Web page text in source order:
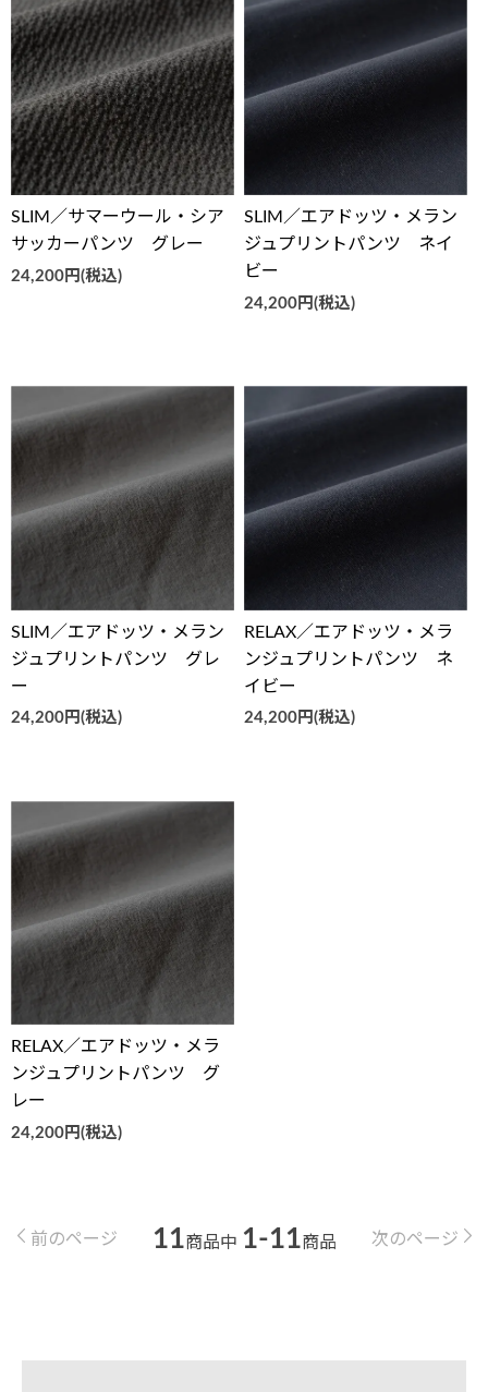
SLIM／サマーウール・シア
サッカーパンツ グレー
24,200円(税込)
SLIM／エアドッツ・メラン
ジュプリントパンツ ネイ
ビー
24,200円(税込)
SLIM／エアドッツ・メラン
ジュプリントパンツ グレ
ー
24,200円(税込)
RELAX／エアドッツ・メラ
ンジュプリントパンツ ネ
イビー
24,200円(税込)
RELAX／エアドッツ・メラ
ンジュプリントパンツ グ
レー
24,200円(税込)
前のページ 11商品中 1-11商品 次のページ